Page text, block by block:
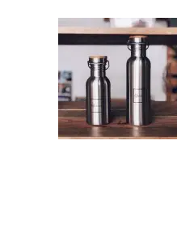
RECHERCHE